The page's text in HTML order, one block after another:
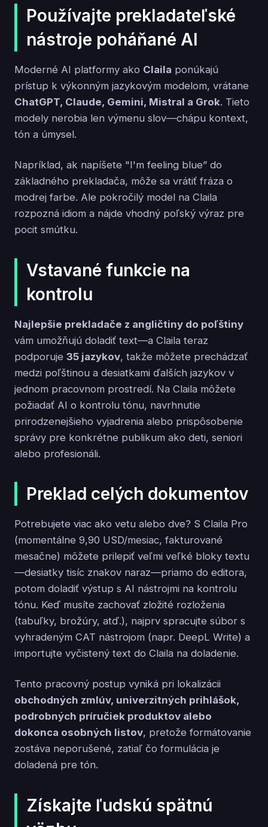
Používajte prekladateľské
nástroje poháňané AI
Moderné AI platformy ako Claila ponúkajú
prístup k výkonným jazykovým modelom, vrátane
ChatGPT, Claude, Gemini, Mistral a Grok. Tieto
modely nerobia len výmenu slov—chápu kontext,
tón a úmysel.
Napríklad, ak napíšete "I'm feeling blue” do
základného prekladača, môže sa vrátiť fráza o
modrej farbe. Ale pokročilý model na Claila
rozpozná idiom a nájde vhodný poľský výraz pre
pocit smútku.
Vstavané funkcie na
kontrolu
Najlepšie prekladače z angličtiny do poľštiny
vám umožňujú doladiť text—a Claila teraz
podporuje 35 jazykov, takže môžete prechádzať
medzi poľštinou a desiatkami ďalších jazykov v
jednom pracovnom prostredí. Na Claila môžete
požiadať AI o kontrolu tónu, navrhnutie
prirodzenejšieho vyjadrenia alebo prispôsobenie
správy pre konkrétne publikum ako deti, seniori
alebo profesionáli.
Preklad celých dokumentov
Potrebujete viac ako vetu alebo dve? S Claila Pro
(momentálne 9,90 USD/mesiac, fakturované
mesačne) môžete prilepiť veľmi veľké bloky textu
—desiatky tisíc znakov naraz—priamo do editora,
potom doladiť výstup s AI nástrojmi na kontrolu
tónu. Keď musíte zachovať zložité rozloženia
(tabuľky, brožúry, atď.), najprv spracujte súbor s
vyhradeným CAT nástrojom (napr. DeepL Write) a
importujte vyčistený text do Claila na doladenie.
Tento pracovný postup vyniká pri lokalizácii
obchodných zmlúv, univerzitných prihlášok,
podrobných príručiek produktov alebo
dokonca osobných listov, pretože formátovanie
zostáva neporušené, zatiaľ čo formulácia je
doladená pre tón.
Získajte ľudskú spätnú